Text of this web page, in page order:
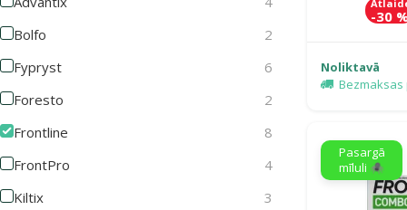
Bolfo
2
Fypryst
6
Foresto
2
Frontline
8
FrontPro
4
Kiltix
3
-30
Noliktavā
Bezmaksas
Pasargā
mīluli 🕷️